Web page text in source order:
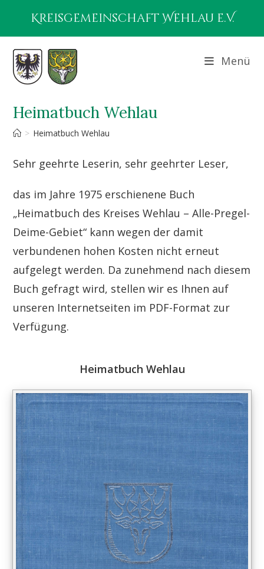
springen
Kreisgemeinschaft Wehlau e.V.
Menü
Heimatbuch Wehlau
> Heimatbuch Wehlau
Sehr geehrte Leserin, sehr geehrter Leser,
das im Jahre 1975 erschienene Buch
„Heimatbuch des Kreises Wehlau – Alle-Pregel-
Deime-Gebiet“ kann wegen der damit
verbundenen hohen Kosten nicht erneut
aufgelegt werden. Da zunehmend nach diesem
Buch gefragt wird, stellen wir es Ihnen auf
unseren Internetseiten im PDF-Format zur
Verfügung.
Heimatbuch Wehlau